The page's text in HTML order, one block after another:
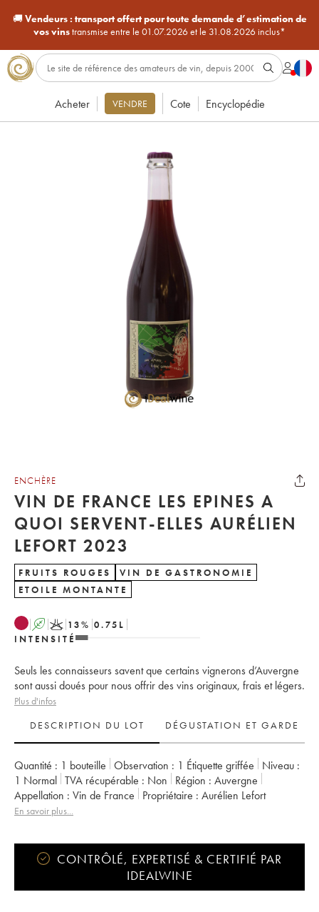
🚚Vendeurs : transport offert pour toute demande d’estimation de
vos vinstransmise entre le 01.07.2026 et le 31.08.2026 inclus*
Acheter VENDRE Cote Encyclopédie
ENCHÈRE
VIN DE FRANCE LES EPINES A
QUOI SERVENT-ELLES AURÉLIEN
LEFORT 2023
FRUITS ROUGES
VIN DE GASTRONOMIE
ETOILE MONTANTE
A K 13% 0.75 L
INTENSITÉ
Seuls les connaisseurs savent que certains vignerons d’Auvergne
sont aussi doués pour nous offrir des vins originaux, frais et légers.
Plus d'infos
DESCRIPTION DU LOT
DÉGUSTATION ET GARDE
Quantité : 1 bouteille Observation : 1 Étiquette griffée
Niveau :
1 Normal TVA récupérable : non Région :
Auvergne
Appellation :
Vin de France Propriétaire : Aurélien Lefort
En savoir plus...
CONTRÔLÉ, EXPERTISÉ & CERTIFIÉ PAR
IDEALWINE